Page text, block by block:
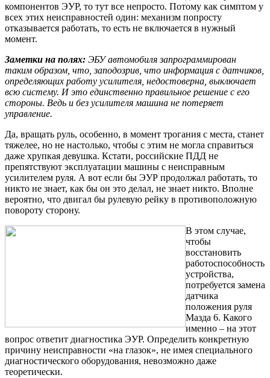
компонентов ЭУР, то тут все непросто. Потому как симптом у
всех этих неисправностей один: механизм попросту
отказывается работать, то есть не включается в нужный
момент.
Заметки на полях: ЭБУ автомобиля запрограммирован
таким образом, что, заподозрив, что информация с датчиков,
определяющих работу усилителя, недостоверна, выключает
всю систему. И это единственно правильное решение с его
стороны. Ведь и без усилителя машина не потеряет
управление.
Да, вращать руль, особенно, в момент трогания с места, станет
тяжелее, но не настолько, чтобы с этим не могла справиться
даже хрупкая девушка. Кстати, российские ПДД не
препятствуют эксплуатации машины с неисправным
усилителем руля. А вот если бы ЭУР продолжал работать, то
никто не знает, как бы он это делал, не знает никто. Вполне
вероятно, что двигал бы рулевую рейку в противоположную
повороту сторону.
В этом случае,
чтобы
восстановить
работоспособность
устройства,
потребуется замена
датчика
положения руля
Мазда 6. Какого
именно – на этот
вопрос ответит диагностика ЭУР. Определить конкретную
причину неисправности «на глазок», не имея специального
диагностического оборудования, невозможно даже
теоретически.